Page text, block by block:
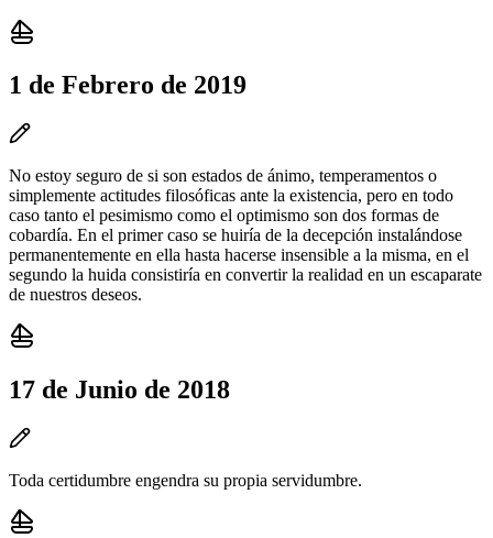
1 de Febrero de 2019
No estoy seguro de si son estados de ánimo, temperamentos o
simplemente actitudes filosóficas ante la existencia, pero en todo
caso tanto el pesimismo como el optimismo son dos formas de
cobardía. En el primer caso se huiría de la decepción instalándose
permanentemente en ella hasta hacerse insensible a la misma, en el
segundo la huida consistiría en convertir la realidad en un escaparate
de nuestros deseos.
17 de Junio de 2018
Toda certidumbre engendra su propia servidumbre.